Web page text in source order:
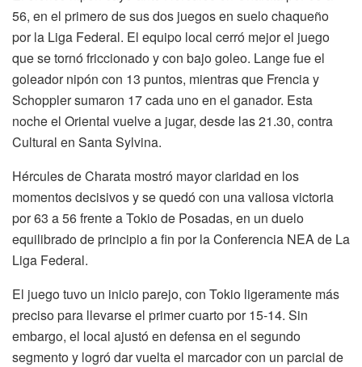
56, en el primero de sus dos juegos en suelo chaqueño
por la Liga Federal. El equipo local cerró mejor el juego
que se tornó friccionado y con bajo goleo. Lange fue el
goleador nipón con 13 puntos, mientras que Frencia y
Schoppler sumaron 17 cada uno en el ganador. Esta
noche el Oriental vuelve a jugar, desde las 21.30, contra
Cultural en Santa Sylvina.
Hércules de Charata mostró mayor claridad en los
momentos decisivos y se quedó con una valiosa victoria
por 63 a 56 frente a Tokio de Posadas, en un duelo
equilibrado de principio a fin por la Conferencia NEA de La
Liga Federal.
El juego tuvo un inicio parejo, con Tokio ligeramente más
preciso para llevarse el primer cuarto por 15-14. Sin
embargo, el local ajustó en defensa en el segundo
segmento y logró dar vuelta el marcador con un parcial de